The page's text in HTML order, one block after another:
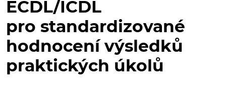
ECDL/ICDL
pro standardizované
hodnocení výsledků
praktických úkolů